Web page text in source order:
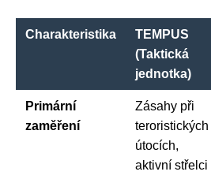
Charakteristika
TEMPUS
(Taktická
jednotka)
Primární
zaměření
Zásahy při
teroristických
útocích,
aktivní střelci